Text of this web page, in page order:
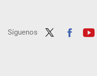
Síguenos